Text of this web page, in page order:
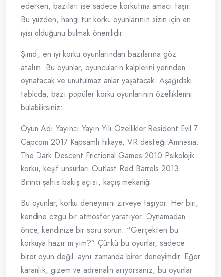
ederken, bazıları ise sadece korkutma amacı taşır.
Bu yüzden, hangi tür korku oyunlarının sizin için en
iyisi olduğunu bulmak önemlidir.
Şimdi, en iyi korku oyunlarından bazılarına göz
atalım. Bu oyunlar, oyuncuların kalplerini yerinden
oynatacak ve unutulmaz anlar yaşatacak. Aşağıdaki
tabloda, bazı popüler korku oyunlarının özelliklerini
bulabilirsiniz:
Oyun Adı Yayıncı Yayın Yılı Özellikler Resident Evil 7
Capcom 2017 Kapsamlı hikaye, VR desteği Amnesia:
The Dark Descent Frictional Games 2010 Psikolojik
korku, keşif unsurları Outlast Red Barrels 2013
Birinci şahıs bakış açısı, kaçış mekaniği
Bu oyunlar, korku deneyimini zirveye taşıyor. Her biri,
kendine özgü bir atmosfer yaratıyor. Oynamadan
önce, kendinize bir soru sorun: “Gerçekten bu
korkuya hazır mıyım?” Çünkü bu oyunlar, sadece
birer oyun değil; aynı zamanda birer deneyimdir. Eğer
karanlık, gizem ve adrenalin arıyorsanız, bu oyunlar